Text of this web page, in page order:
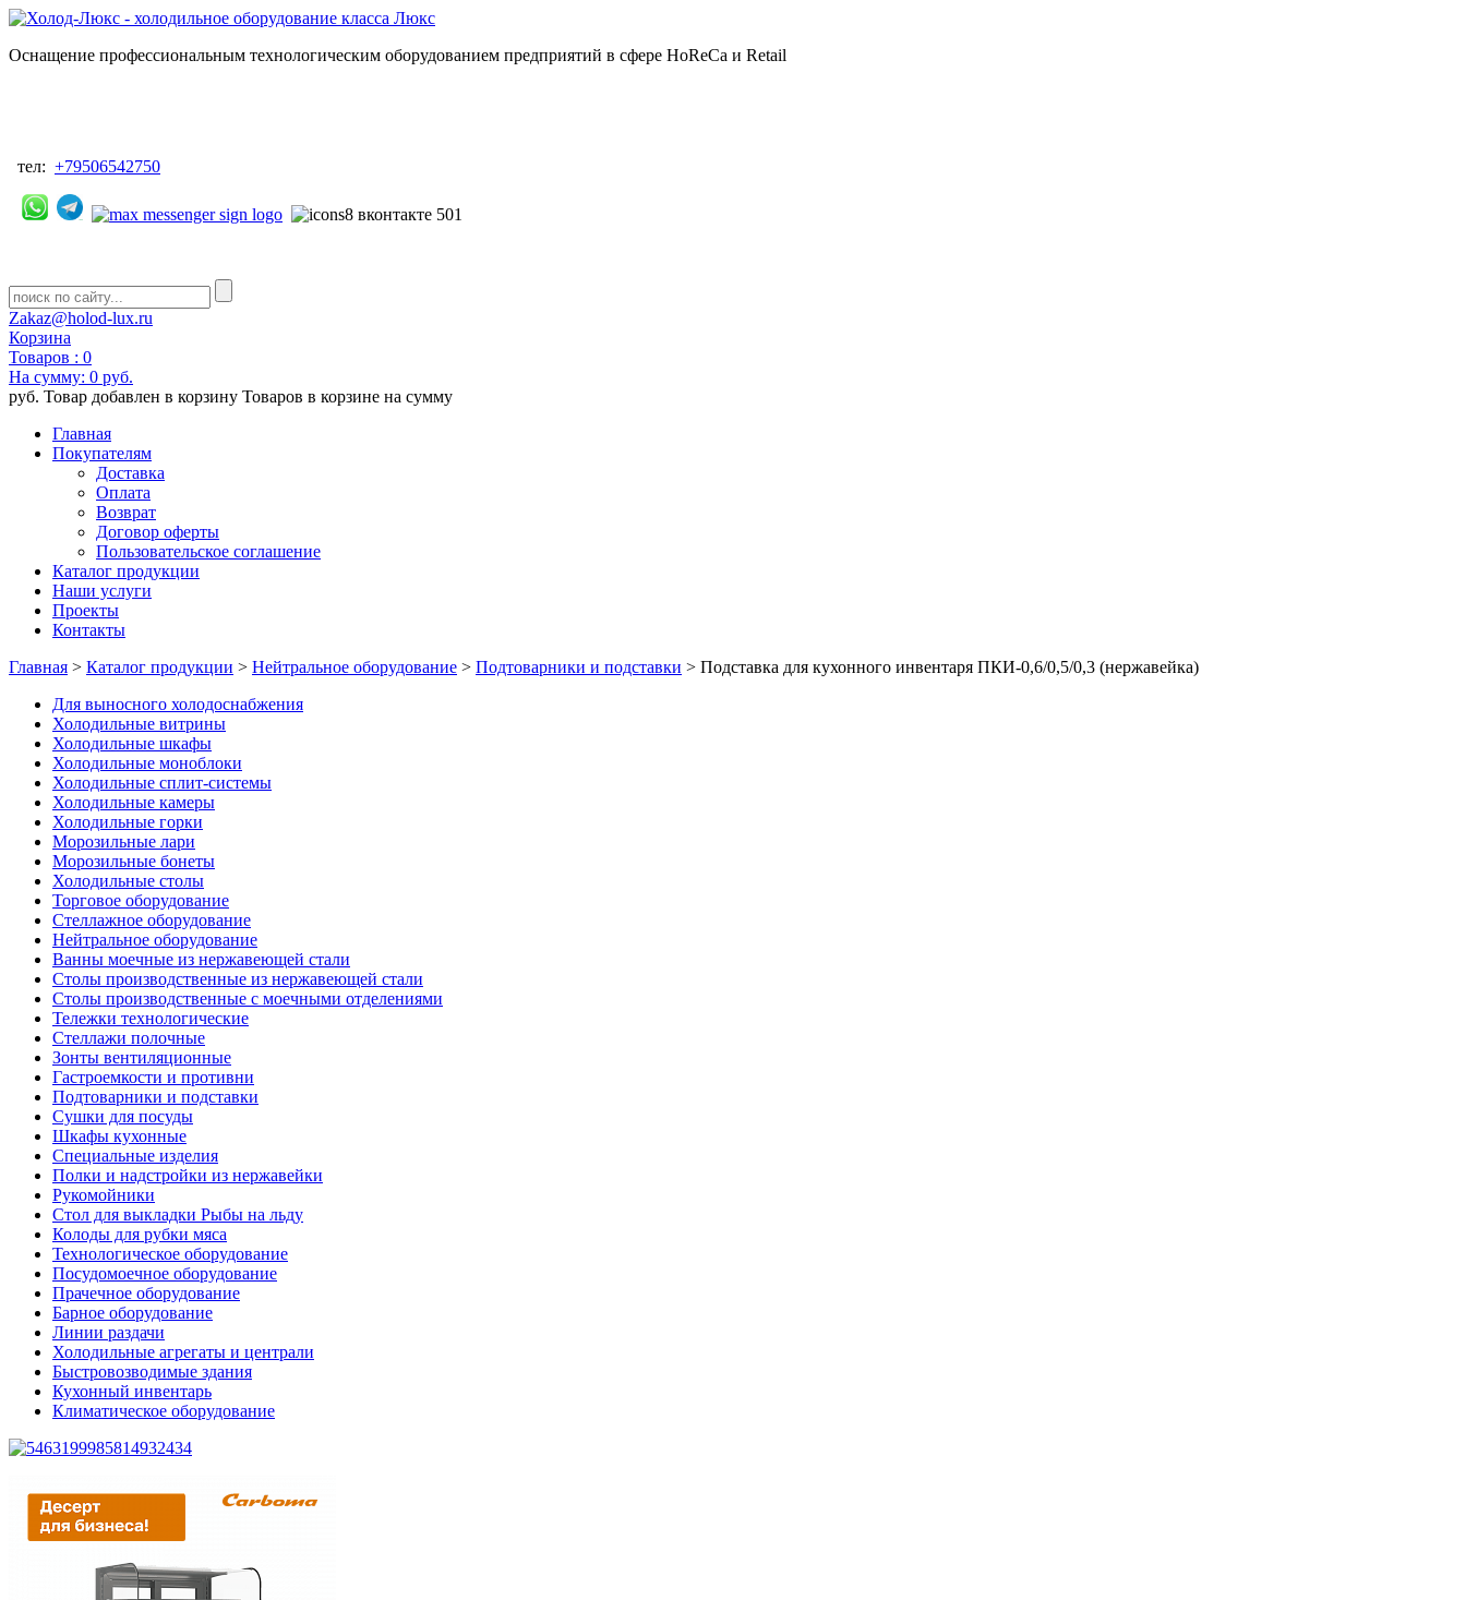
Оснащение профессиональным технологическим оборудованием предприятий в сфере HoReCa и Retail
тел: +79506542750
Zakaz@holod-lux.ru
Корзина
Товаров : 0
На сумму: 0 руб.
руб. Товар добавлен в корзину Товаров в корзине на сумму
Главная
Покупателям
Доставка
Оплата
Возврат
Договор оферты
Пользовательское соглашение
Каталог продукции
Наши услуги
Проекты
Контакты
Главная > Каталог продукции > Нейтральное оборудование > Подтоварники и подставки > Подставка для кухонного инвентаря ПКИ-0,6/0,5/0,3 (нержавейка)
Для выносного холодоснабжения
Холодильные витрины
Холодильные шкафы
Холодильные моноблоки
Холодильные сплит-системы
Холодильные камеры
Холодильные горки
Морозильные лари
Морозильные бонеты
Холодильные столы
Торговое оборудование
Стеллажное оборудование
Нейтральное оборудование
Ванны моечные из нержавеющей стали
Столы производственные из нержавеющей стали
Столы производственные с моечными отделениями
Тележки технологические
Стеллажи полочные
Зонты вентиляционные
Гастроемкости и противни
Подтоварники и подставки
Сушки для посуды
Шкафы кухонные
Специальные изделия
Полки и надстройки из нержавейки
Рукомойники
Стол для выкладки Рыбы на льду
Колоды для рубки мяса
Технологическое оборудование
Посудомоечное оборудование
Прачечное оборудование
Барное оборудование
Линии раздачи
Холодильные агрегаты и централи
Быстровозводимые здания
Кухонный инвентарь
Климатическое оборудование